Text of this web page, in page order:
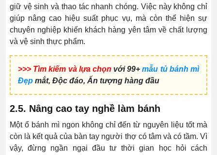
giữ vệ sinh và thao tác nhanh chóng. Việc này không chỉ
giúp nâng cao hiệu suất phục vụ, mà còn thể hiện sự
chuyên nghiệp khiến khách hàng yên tâm về chất lượng
và vệ sinh thực phẩm.
>>> Tìm kiếm và lựa chọn với 99+mẫu tủ bánh mì
Đẹp mắt, Độc đáo, Ấn tượng hàng đầu
2.5. Nâng cao tay nghề làm bánh
Một ổ bánh mì ngon không chỉ đến từ nguyên liệu tốt mà
còn là kết quả của bàn tay người thợ có tâm và có tầm. Vì
vậy, đừng ngần ngại đầu tư thời gian học hỏi cách